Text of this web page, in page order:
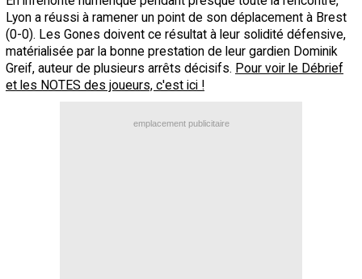
Lyon a réussi à ramener un point de son déplacement à Brest
(0-0). Les Gones doivent ce résultat à leur solidité défensive,
matérialisée par la bonne prestation de leur gardien Dominik
Greif, auteur de plusieurs arrêts décisifs. Pour voir le Débrief
et les NOTES des joueurs, c'est ici !
emplacement publicitaire